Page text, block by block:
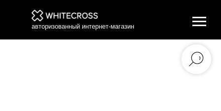
авторизованный интернет-магазин